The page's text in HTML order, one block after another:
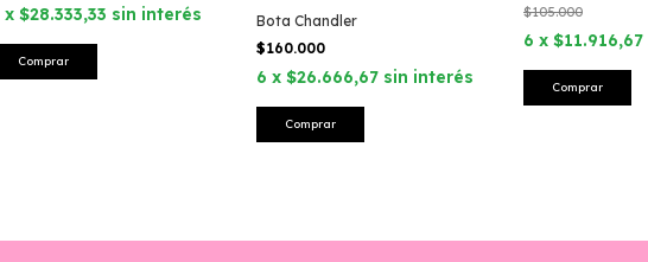
x $28.333,33 sin interés
Comprar
Bota Chandler
$160.000
6 x $26.666,67 sin interés
Comprar
$105.000
6 x $11.916,67
Comprar